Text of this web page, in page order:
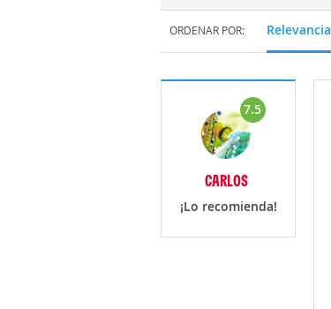
ORDENAR POR: Relevancia
7.5
CARLOS
¡Lo recomienda!